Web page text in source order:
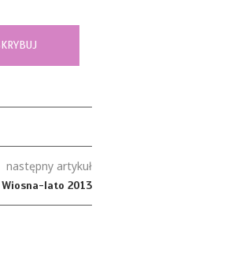
następny artykuł
lato 2013